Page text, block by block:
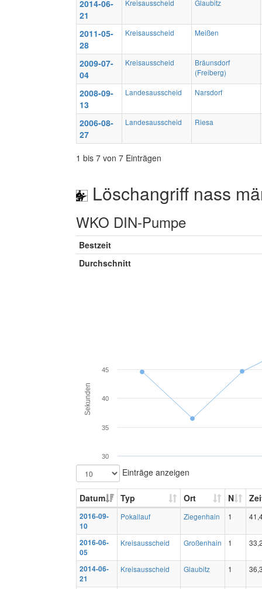
2014-06-
21
Kreisausscheid Glaubitz
2011-05-
28
Kreisausscheid Meißen
2009-07-
04
Kreisausscheid
Bräunsdorf
(Freiberg)
2008-09-
13
Landesausscheid Narsdorf
2006-08-
27
Landesausscheid Riesa
1 bis 7 von 7 Einträgen
Löschangriff nass
WKO DIN-Pumpe
Bestzeit
Durchschnitt
Sekunden
30
35
40
45
Einträge anzeigen
Datum Typ Ort N
2016-09-
10
Pokallauf Ziegenhain 1
2016-06-
05
Kreisausscheid Großenhain 1
2014-06-
21
Kreisausscheid Glaubitz 1